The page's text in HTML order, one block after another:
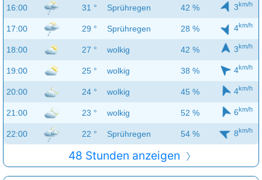
16:00 31 ° Sprühregen 42 % 3km/h
17:00 29 ° Sprühregen 28 % 4km/h
18:00 27 ° wolkig 42 % 3km/h
19:00 25 ° wolkig 38 % 4km/h
20:00 24 ° wolkig 45 % 4km/h
21:00 23 ° wolkig 52 % 6km/h
22:00 22 ° Sprühregen 54 % 8km/h
48 Stunden anzeigen